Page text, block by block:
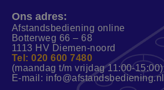
Ons adres:
Afstandsbediening online
Botterweg 66 – 68
1113 HV Diemen-noord
Tel: 020 600 7480
(maandag t/m vrijdag 11:00-15:00)
E-mail: info@afstandsbediening.nl